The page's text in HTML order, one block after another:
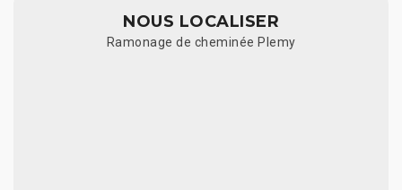
NOUS LOCALISER
Ramonage de cheminée Plemy